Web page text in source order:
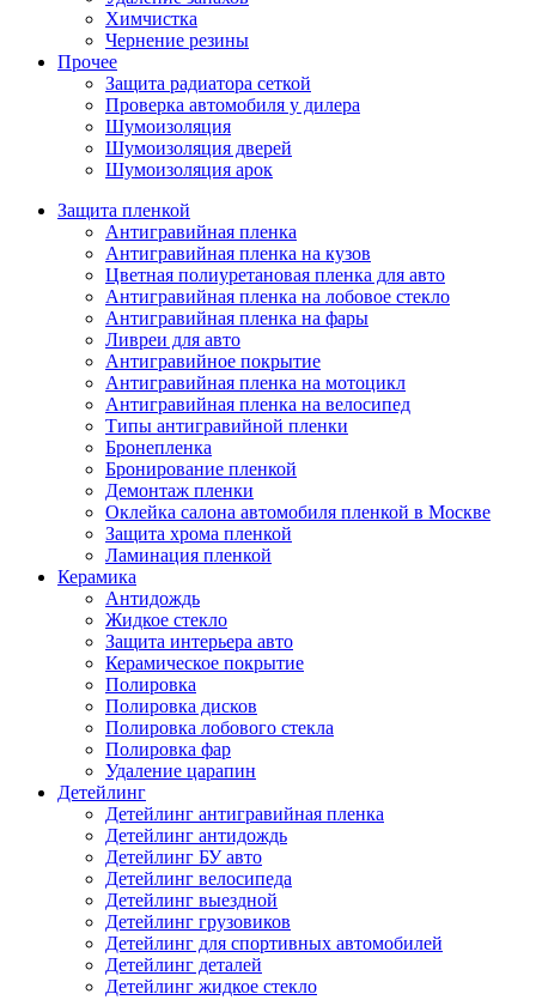
Химчистка
Чернение резины
Прочее
Защита радиатора сеткой
Проверка автомобиля у дилера
Шумоизоляция
Шумоизоляция дверей
Шумоизоляция арок
Защита пленкой
Антигравийная пленка
Антигравийная пленка на кузов
Цветная полиуретановая пленка для авто
Антигравийная пленка на лобовое стекло
Антигравийная пленка на фары
Ливреи для авто
Антигравийное покрытие
Антигравийная пленка на мотоцикл
Антигравийная пленка на велосипед
Типы антигравийной пленки
Бронепленка
Бронирование пленкой
Демонтаж пленки
Оклейка салона автомобиля пленкой в Москве
Защита хрома пленкой
Ламинация пленкой
Керамика
Антидождь
Жидкое стекло
Защита интерьера авто
Керамическое покрытие
Полировка
Полировка дисков
Полировка лобового стекла
Полировка фар
Удаление царапин
Детейлинг
Детейлинг антигравийная пленка
Детейлинг антидождь
Детейлинг БУ авто
Детейлинг велосипеда
Детейлинг выездной
Детейлинг грузовиков
Детейлинг для спортивных автомобилей
Детейлинг деталей
Детейлинг жидкое стекло